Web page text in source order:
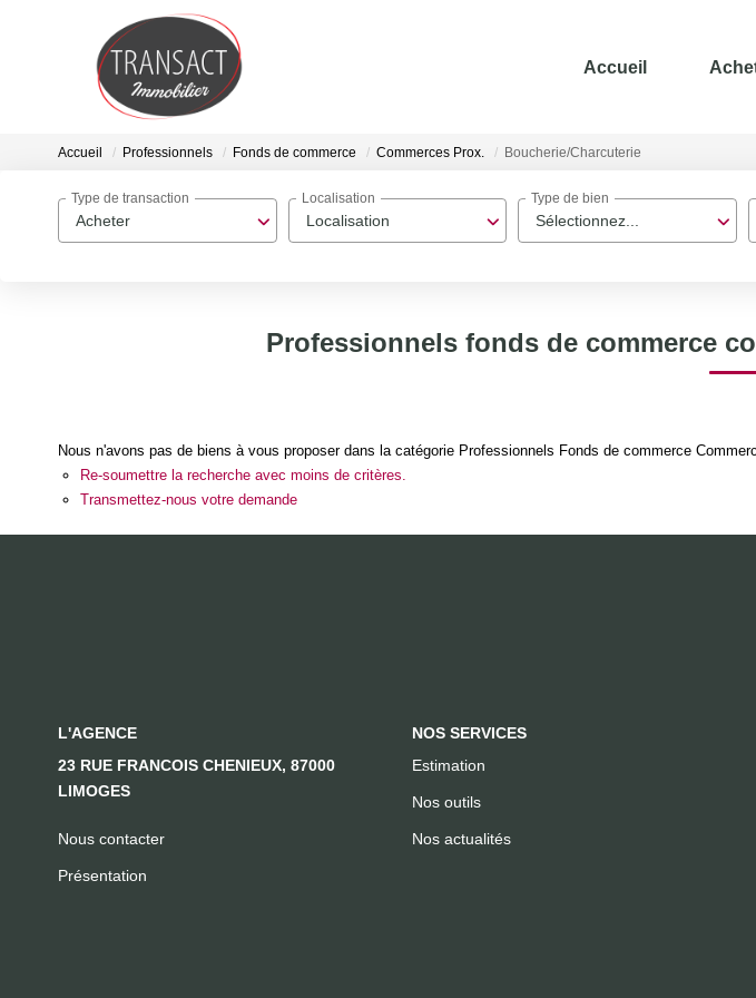
Accueil
Accueil Professionnels Fonds de commerce Commerces Prox. Boucherie/Charcuterie
Acheter
Type de transaction
Localisation
Localisation
Sélectionnez...
Type de bien
Professionnels fonds de commerce
Nous n'avons pas de biens à vous proposer dans la catégorie Professionnels Fonds de commerce
Re-soumettre la recherche avec moins de critères.
Transmettez-nous votre demande
L'AGENCE
23 RUE FRANCOIS CHENIEUX, 87000
LIMOGES
Nous contacter
Présentation
NOS SERVICES
Estimation
Nos outils
Nos actualités